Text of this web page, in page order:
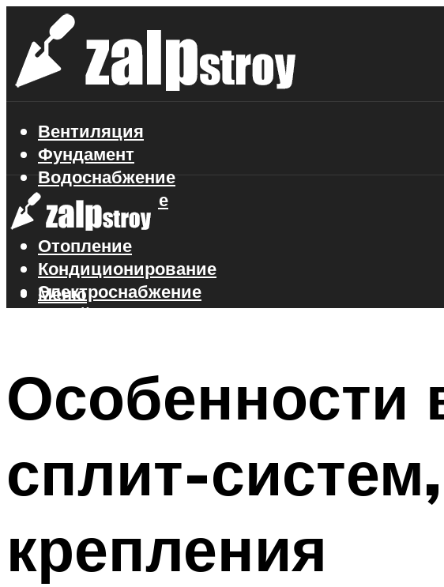
Вентиляция
Фундамент
Водоснабжение
Газоснабжение
Канализация
Отопление
Кондиционирование
Электроснабжение
Стройматериалы
Меню
Особенности
сплит-
крепления